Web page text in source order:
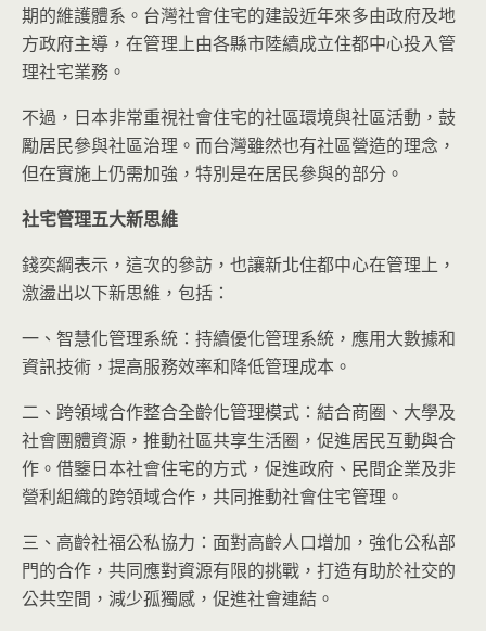
期的維護體系。台灣社會住宅的建設近年來多由政府及地
方政府主導，在管理上由各縣市陸續成立住都中心投入管
理社宅業務。
不過，日本非常重視社會住宅的社區環境與社區活動，鼓
勵居民參與社區治理。而台灣雖然也有社區營造的理念，
但在實施上仍需加強，特別是在居民參與的部分。
社宅管理五大新思維
錢奕綱表示，這次的參訪，也讓新北住都中心在管理上，
激盪出以下新思維，包括：
一、智慧化管理系統：持續優化管理系統，應用大數據和
資訊技術，提高服務效率和降低管理成本。
二、跨領域合作整合全齡化管理模式：結合商圈、大學及
社會團體資源，推動社區共享生活圈，促進居民互動與合
作。借鑒日本社會住宅的方式，促進政府、民間企業及非
營利組織的跨領域合作，共同推動社會住宅管理。
三、高齡社福公私協力：面對高齡人口增加，強化公私部
門的合作，共同應對資源有限的挑戰，打造有助於社交的
公共空間，減少孤獨感，促進社會連結。